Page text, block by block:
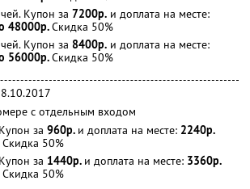
Купон за 7200р. и доплата на месте:
48000р.Скидка 50%
Купон за 8400р. и доплата на месте:
56000р.Скидка 50%
с отдельным входом
за 960р. и доплата на месте: 2240р.
Скидка 50%
за 1440р. и доплата на месте: 3360р.
Скидка 50%